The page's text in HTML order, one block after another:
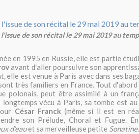
de son récital le 29 mai 2019 au
en 1995 en Russie, elle est partie
avant d'aller poursuivre son
elle est venue à Paris avec dans ses
très familiers en France. Tout d'abord
polonais, peut être assimilé à un
vécu à Paris, sa tombe est au
César Franck (même si il est en
son Prélude, Choral et Fugue.
d'eauet sa merveilleuse petite Sonatine.